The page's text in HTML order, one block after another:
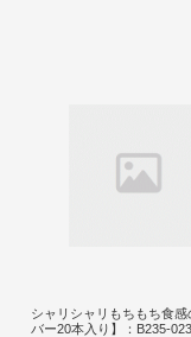
シャリシャリもちもち食感
バー20本入り】：B235-023